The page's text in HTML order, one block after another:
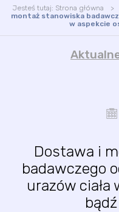
DEKLARACJA DOSTĘPNOŚCI
Jesteś tutaj: Strona główna
montaż stanowiska
w aspekcie
Dostawa i
badawczego
urazów ciała